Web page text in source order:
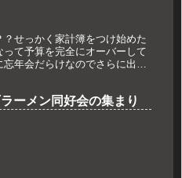
せっかく家計簿をつけ始めた
て予算を完全にオーバーして
年会だらけなのでさらに出て
ーメン同好会の集まり